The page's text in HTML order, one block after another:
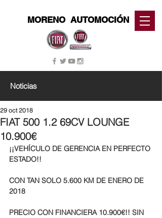
MORENO AUTOMOCIÓN
Noticias
FIAT 500 1.2 69CV LOUNGE
10.900€
29 oct 2018
¡¡VEHÍCULO DE GERENCIA EN PERFECTO
ESTADO!!
CON TAN SOLO 5.600 KM DE ENERO DE
2018
PRECIO CON FINANCIERA 10.900€!! SIN